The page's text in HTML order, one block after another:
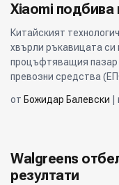
Xiaomi подбива
Китайският
хвърли ръкавицата си
процъфтяващия пазар
превозни средства
от Божидар Балевски
Walgreens
резултати